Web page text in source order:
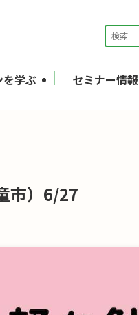
学ぶ セミナー情報
市）6/27